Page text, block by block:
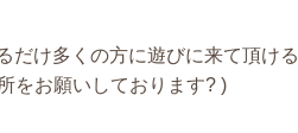
だけ多くの方に遊びに来て頂ける
をお願いしております? )